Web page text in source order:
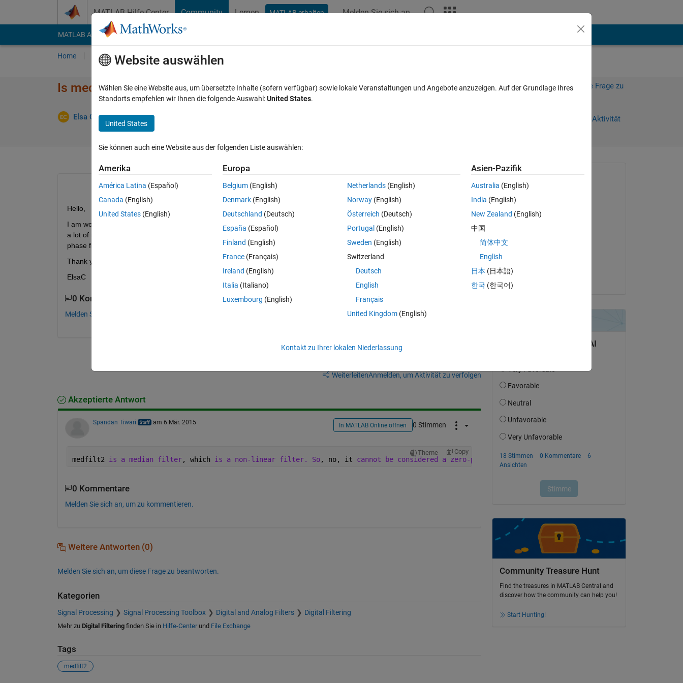
MATLAB Hilfe-Center Community Lernen MATLAB erhalten Melden Sie sich an
MATLAB Answers File Exchange Cody
Home Fragen Antworten Durchsuchen
Is medfilt2 a zero-phase filter?
Elsa Cec 6 Mär. 2015
Melden Sie sich an, um diese Frage zu
Anmelden, um Aktivität
0 Stimmen
Hello,
I am working on acoustic signal processing. I applied an AGC and a filter (with the filtfilt function) to my data set. As I still had
a lot of noise I finally used the function medfilt2. Does it affect my phase? I mean... can I consider the medfilt as a zero-
phase filter?
Thank you very much in advance!
ElsaC
0 Kommentare
Melden Sie sich an, um zu kommentieren.
Melden Sie sich an, um diese Frage zu beantworten.
WeiterleitenAnmelden, um Aktivität zu verfolgen
Akzeptierte Antwort
Spandan Tiwari am 6 Mär. 2015 In MATLAB Online öffnen 0 Stimmen
Theme Copy
medfilt2 is a median filter, which is a non-linear filter. So, no, it cannot be considered a zero-phase filter.
0 Kommentare
Melden Sie sich an, um zu kommentieren.
Weitere Antworten (0)
Melden Sie sich an, um diese Frage zu beantworten.
Kategorien
Signal Processing Signal Processing Toolbox Digital and Analog Filters Digital Filtering
Mehr zu Digital Filteringfinden Sie in Hilfe-Centerund File Exchange
Tags
medfilt2
Elsa Cec
am 6 Mär. 2015
am 6 Mär. 2015
Akzeptiert:
Community Treasure Hunt
Find the treasures in MATLAB Central and
discover how the community can help you!
Start Hunting!
Website auswählen
Wählen Sie eine Website aus, um übersetzte Inhalte (sofern verfügbar) sowie lokale Veranstaltungen und Angebote anzuzeigen. Auf der Grundlage Ihres
Standorts empfehlen wir Ihnen die folgende Auswahl:United States.
United States
Sie können auch eine Website aus der folgenden Liste auswählen:
Amerika
América Latina (Español)
Canada (English)
United States (English)
Europa
Belgium (English)
Denmark (English)
Deutschland (Deutsch)
España (Español)
Finland (English)
France (Français)
Ireland (English)
Italia (Italiano)
Luxembourg (English)
Netherlands(English)
Norway(English)
Österreich (Deutsch)
Portugal (English)
Sweden (English)
Switzerland
Deutsch
English
Français
United Kingdom(English)
Asien-Pazifik
Australia (English)
India (English)
New Zealand (English)
中国
简体中文
English
日本 (日本語)
한국 (한국어)
Kontakt zu Ihrer lokalen Niederlassung